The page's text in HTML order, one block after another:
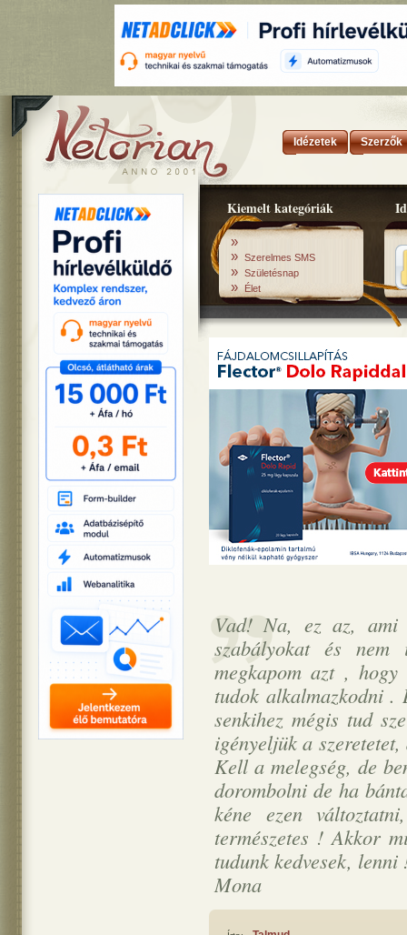
Idézetek Szerzők
Kiemelt kategóriák
»
» Szerelmes SMS
» Születésnap
» Élet
Vad! Na, ez az, ami
szabályokat és
megkapom azt ,
tudok alkalmazkodni .
senkihez mégis tud
igényeljük a
Kell a melegség, de
dorombolni de ha
kéne ezen
természetes ! Akkor
tudunk kedvesek, lenni
Mona